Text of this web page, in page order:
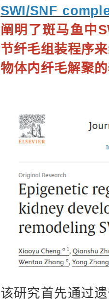
SWI/SNF
阐明了斑马鱼中
节纤毛组装程序
物体内纤毛解聚
该研究首先通过